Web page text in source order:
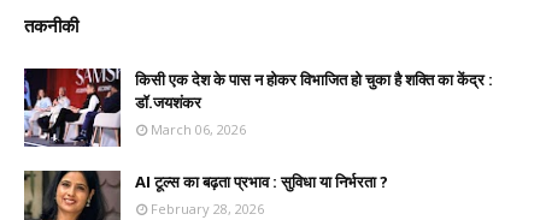
तकनीकी
किसी एक देश के पास न होकर विभाजित हो चुका है शक्ति का केंद्र :
डॉ.जयशंकर
March 06, 2026
AI टूल्स का बढ़ता प्रभाव : सुविधा या निर्भरता ?
February 28, 2026